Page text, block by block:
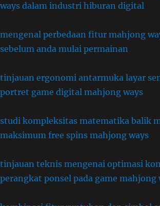
ways dalam industri hiburan digital
mengenal perbedaan fitur mahjong
sebelum anda mulai permainan
tinjauan ergonomi antarmuka layar
portret game digital mahjong ways
studi kompleksitas matematika balik
maksimum free spins mahjong ways
tinjauan teknis mengenai optimasi
perangkat ponsel pada game mahjong